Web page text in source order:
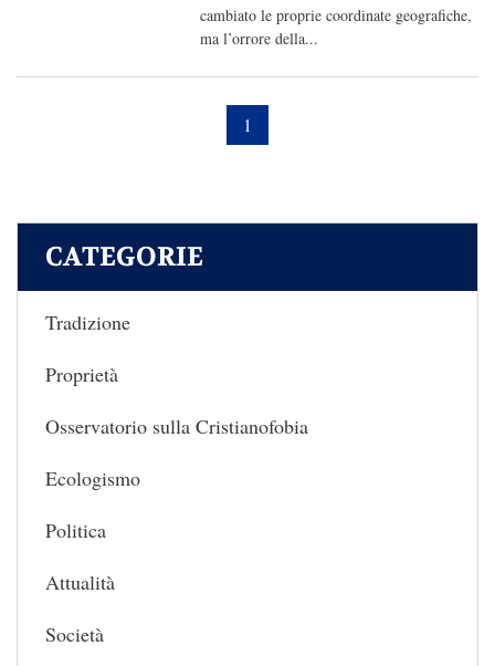
cambiato le proprie coordinate geografiche,
ma l’orrore della...
1
CATEGORIE
Tradizione
Proprietà
Osservatorio sulla Cristianofobia
Ecologismo
Politica
Attualità
Società